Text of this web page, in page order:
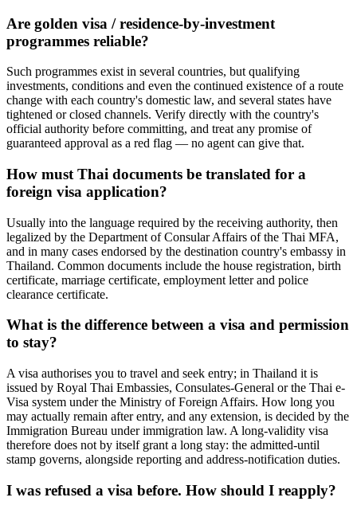
Are golden visa / residence-by-investment
programmes reliable?
Such programmes exist in several countries, but qualifying
investments, conditions and even the continued existence of a route
change with each country's domestic law, and several states have
tightened or closed channels. Verify directly with the country's
official authority before committing, and treat any promise of
guaranteed approval as a red flag — no agent can give that.
How must Thai documents be translated for a
foreign visa application?
Usually into the language required by the receiving authority, then
legalized by the Department of Consular Affairs of the Thai MFA,
and in many cases endorsed by the destination country's embassy in
Thailand. Common documents include the house registration, birth
certificate, marriage certificate, employment letter and police
clearance certificate.
What is the difference between a visa and permission
to stay?
A visa authorises you to travel and seek entry; in Thailand it is
issued by Royal Thai Embassies, Consulates-General or the Thai e-
Visa system under the Ministry of Foreign Affairs. How long you
may actually remain after entry, and any extension, is decided by the
Immigration Bureau under immigration law. A long-validity visa
therefore does not by itself grant a long stay: the admitted-until
stamp governs, alongside reporting and address-notification duties.
I was refused a visa before. How should I reapply?